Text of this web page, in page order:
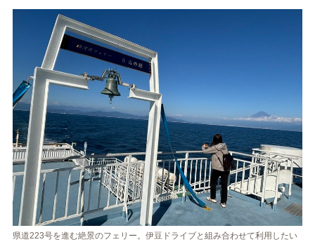
県道223号を進む絶景のフェリー。伊豆ドライブと組み合わせて利用したい